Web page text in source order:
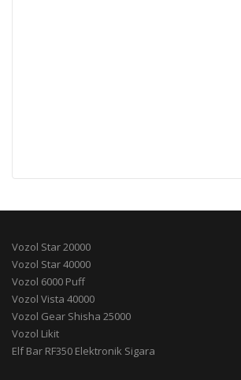
Vozol Star 20000
Vozol Star 40000
Vozol 6000 Puff
Vozol Vista 40000
Vozol Gear Shisha 25000
Vozol Likit
Elf Bar RF350 Elektronik Sigara